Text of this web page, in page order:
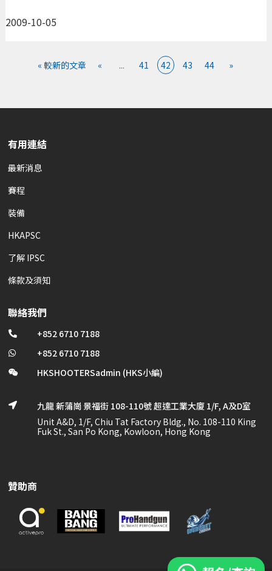
2009-10-05
« 較新的文章 « ... 41 42 43 44 »
有用連結
最新消息
賽程
裝備
HKAPSC
了解 IPSC
條款及須知
聯絡我們
 +852 6710 7188
 +852 6710 7188
 HKSHOOTERSadmin (HKS小編)

九龍 新蒲崗 景福街 108-110號 超達工業大廈 1/F, A及D室
Unit A&D, 1/F, Chiu Tat Factory Bldg., No. 108-110 King
Fuk St., San Po Kong, Kowloon, Hong Kong
贊助商